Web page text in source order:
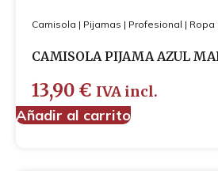
Camisola | Pijamas | Profesional | Ropa
CAMISOLA PIJAMA AZUL
13,90 € IVA incl.
Añadir al carrito